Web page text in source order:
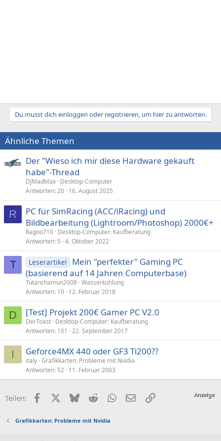
Du musst dich einloggen oder registrieren, um hier zu antworten.
Ähnliche Themen
Der "Wieso ich mir diese Hardware gekauft
habe"-Thread
DJMadMax Desktop-Computer
Antworten 20 16. August 2025
R
PC für SimRacing (ACC/iRacing) und
Bildbearbeitung (Lightroom/Photoshop) 2000€+
Ragoo710 Desktop-Computer: Kaufberatung
Antworten 5 4. Oktober 2022
T Leserartikel
Mein "perfekter" Gaming PC
(basierend auf 14 Jahren Computerbase)
Tutanchamun2008 Wasserkühlung
Antworten 10 12. Februar 2018
D [Test] Projekt 200€ Gamer PC V2.0
DerToast Desktop-Computer: Kaufberatung
Antworten 101 22. September 2017
I Geforce4MX 440 oder GF3 Ti200??
italy Grafikkarten: Probleme mit Nvidia
Antworten 52 11. Februar 2003
Teilen: FacebookX (Twitter)
BlueskyRedditWhatsApp
E-MailLink
Grafikkarten: Probleme mit Nvidia